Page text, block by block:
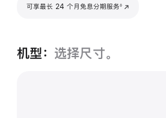
可享最长 24 个月免息分期服务
(在新窗口中打开) ◊
机型： 选择尺寸。